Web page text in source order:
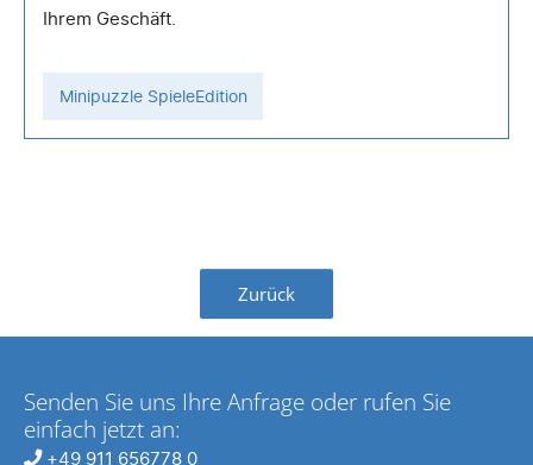
Ihrem Geschäft.
Minipuzzle SpieleEdition
Zurück
Senden Sie uns Ihre Anfrage oder rufen Sie
einfach jetzt an:
+49 911 656778 0